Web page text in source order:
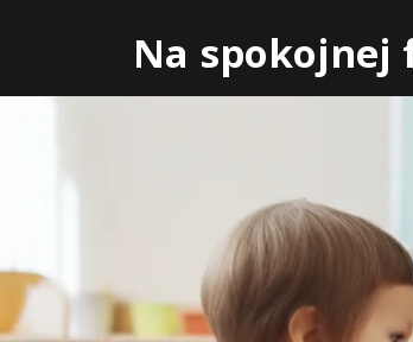
Na spokojnej